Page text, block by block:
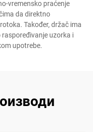
vremensko praćenje
da direktno
Također, držač ima
uzorka i
upotrebe.